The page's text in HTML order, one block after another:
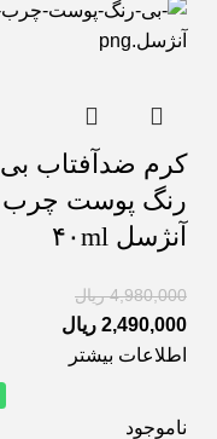
کرم ضدآفتاب بی
رنگ پوست چرب
آنژسل ۴۰ml
4,980,000 ریال
2,490,000 ریال
اطلاعات بیشتر
ناموجود